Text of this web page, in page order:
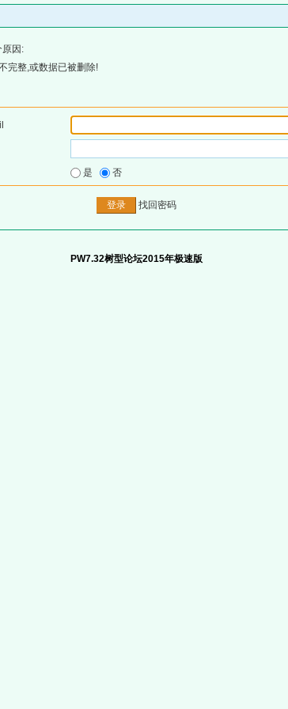
原因:
完整,或数据已被删除!
是 否
找回密码
PW7.32树型论坛2015年极速版